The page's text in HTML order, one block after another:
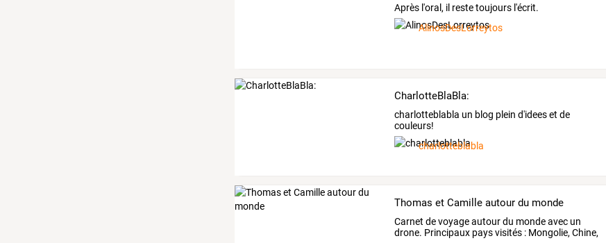
Après l'oral, il reste toujours l'écrit.
AlinosDesLorreytos
CharlotteBlaBla:
charlotteblabla un blog plein d'idees et de
couleurs!
charlotteblabla
Thomas et Camille autour du monde
Carnet devoyageautourdu mondeavec un
drone. Principaux paysvisités : Mongolie, Chine,